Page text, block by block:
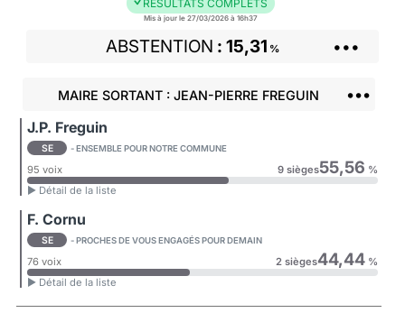
RÉSULTATS COMPLETS
Mis à jour le 27/03/2026 à 16h37
ABSTENTION 15,31 % •••
MAIRE SORTANT : JEAN-PIERRE FREGUIN •••
J.P. Freguin
SE - ENSEMBLE POUR NOTRE COMMUNE
95 voix 9 sièges55,56 %
► Détail de la liste
F. Cornu
SE - PROCHES DE VOUS ENGAGÉS POUR DEMAIN
76 voix 2 sièges44,44%
► Détail de la liste